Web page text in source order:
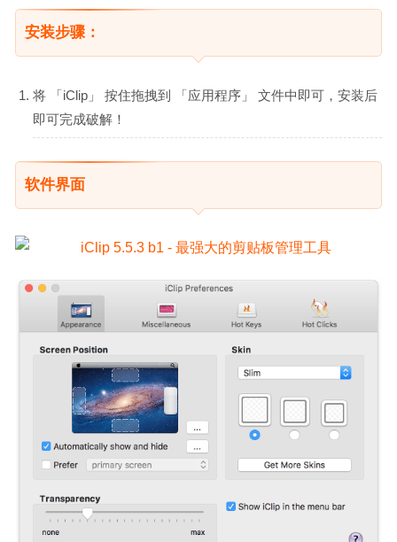
安装步骤：
将 「iClip」 按住拖拽到 「应用程序」 文件中即可，安装后
即可完成破解！
软件界面